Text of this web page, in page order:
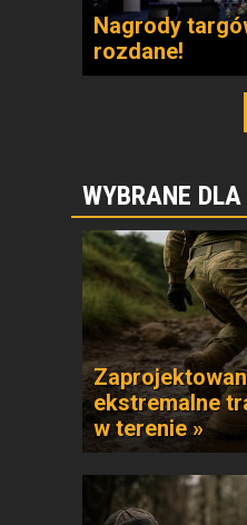
Nagrody
rozdane!
WYBRANE
ekstremalne
w terenie »